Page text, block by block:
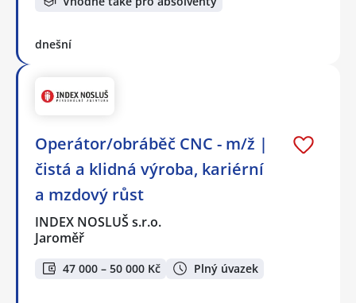
dnešní
Operátor/obráběč CNC - m/ž |
čistá a klidná výroba, kariérní
a mzdový růst
INDEX NOSLUŠ s.r.o.
Jaroměř
47 000 – 50 000 Kč Plný úvazek